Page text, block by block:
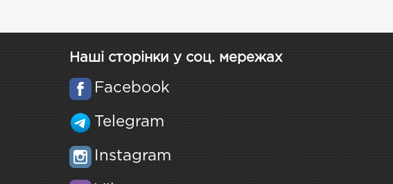
Наші сторінки у соц. мережах
Facebook
Telegram
Instagram